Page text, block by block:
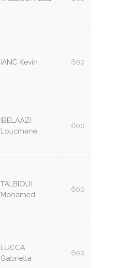
IANC Kevin 600
IBELAAZI
Loucmane
600
TALBIOUI
Mohamed
600
LUCCA
Gabriella
600